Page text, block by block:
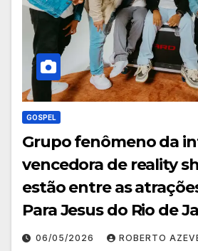
GOSPEL
Grupo fenômeno da
vencedora de reality
estão entre as
Para Jesus do Rio de
06/05/2026 ROBERTO